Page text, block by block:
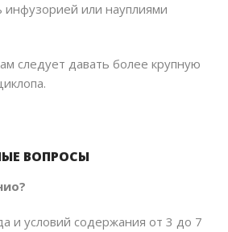
или науплиями
следует давать более крупную
ВОПРОСЫ
и условий содержания от 3 до 7